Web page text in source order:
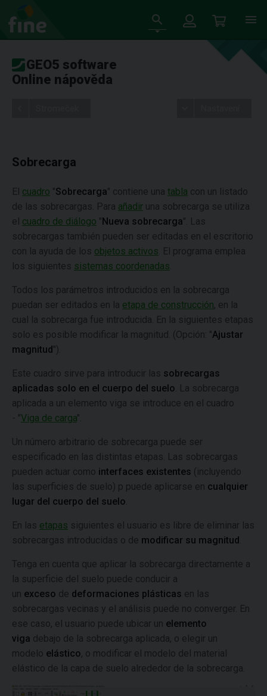
GEO5 software
Online nápověda
Sobrecarga
El cuadro "Sobrecarga" contiene una tabla con un listado
de las sobrecargas. Para añadir una sobrecarga se utiliza
el cuadro de diálogo "Nueva sobrecarga". Las
sobrecargas también pueden ser editadas en el escritorio
con la ayuda de los objetos activos . El programa emplea
los siguientes sistemas coordenadas
Todos los parámetros introducidos en la sobrecarga
puedan ser editados en la etapa de construcción, en la
cual la sobrecarga fue introducida. En la siguientes etapas
solo es posible modificar la magnitud. (Opción: "Ajustar
magnitud").
Este cuadro sirve para introducir las sobrecargas
aplicadas solo en el cuerpo del suelo . La sobrecarga
aplicada a un elemento viga se introduce en el cuadro
- "Viga de carga".
Un número arbitrario de sobrecarga puede ser
especificado en las distintas etapas. Las sobrecargas
pueden actuar como interfaces existentes (incluyendo
las superficies de suelo) p puede aplicarse en cualquier
lugar del cuerpo del suelo
En las etapas siguientes el usuario es libre de eliminar las
sobrecargas introducidas o de modificar su magnitud
Tenga en cuenta que aplicar la sobrecarga directamente a
la superficie del suelo puede conducir a
un exceso de deformaciones plásticas en las
sobrecargas vecinas y el análisis puede no converger. En
ese caso, el usuario puede ubicar un elemento
viga debajo de la sobrecarga aplicada, o elegir un
modelo elástico, o modificar el modelo del material
elástico de la capa de suelo alrededor de la sobrecarga.